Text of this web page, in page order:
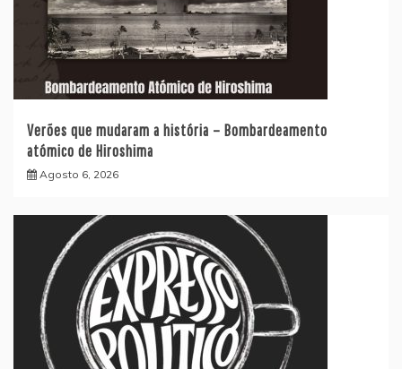
Verões que mudaram a história – Bombardeamento
atómico de Hiroshima
Agosto 6, 2026